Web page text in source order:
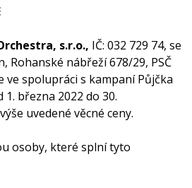
s.r.o., IČ: 032 729 74, se
Rohanské nábřeží 678/29, PSČ
ve spolupráci s kampaní Půjčka
března 2022 do 30.
uvedené věcné ceny.
osoby, které splní tyto